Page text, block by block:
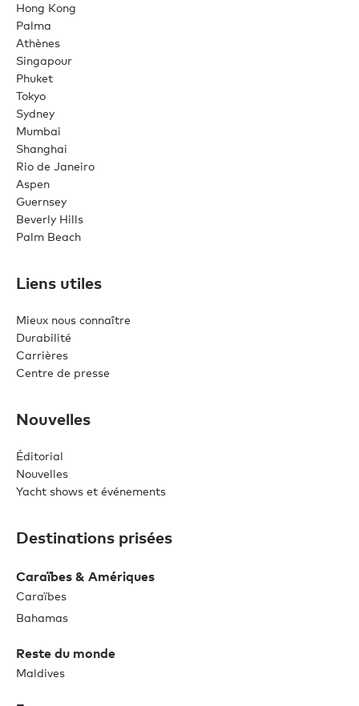
Hong Kong
Palma
Athènes
Singapour
Phuket
Tokyo
Sydney
Mumbai
Shanghai
Rio de Janeiro
Aspen
Guernsey
Beverly Hills
Palm Beach
Liens utiles
Mieux nous connaître
Durabilité
Carrières
Centre de presse
Nouvelles
Éditorial
Nouvelles
Yacht shows et événements
Destinations prisées
Caraïbes & Amériques
Caraïbes
Bahamas
Reste du monde
Maldives